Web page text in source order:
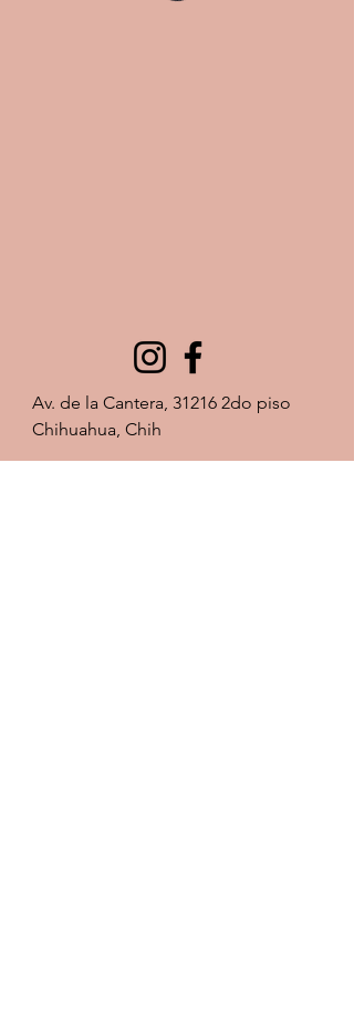
Av. de la Cantera, 31216 2do piso
Chihuahua, Chih